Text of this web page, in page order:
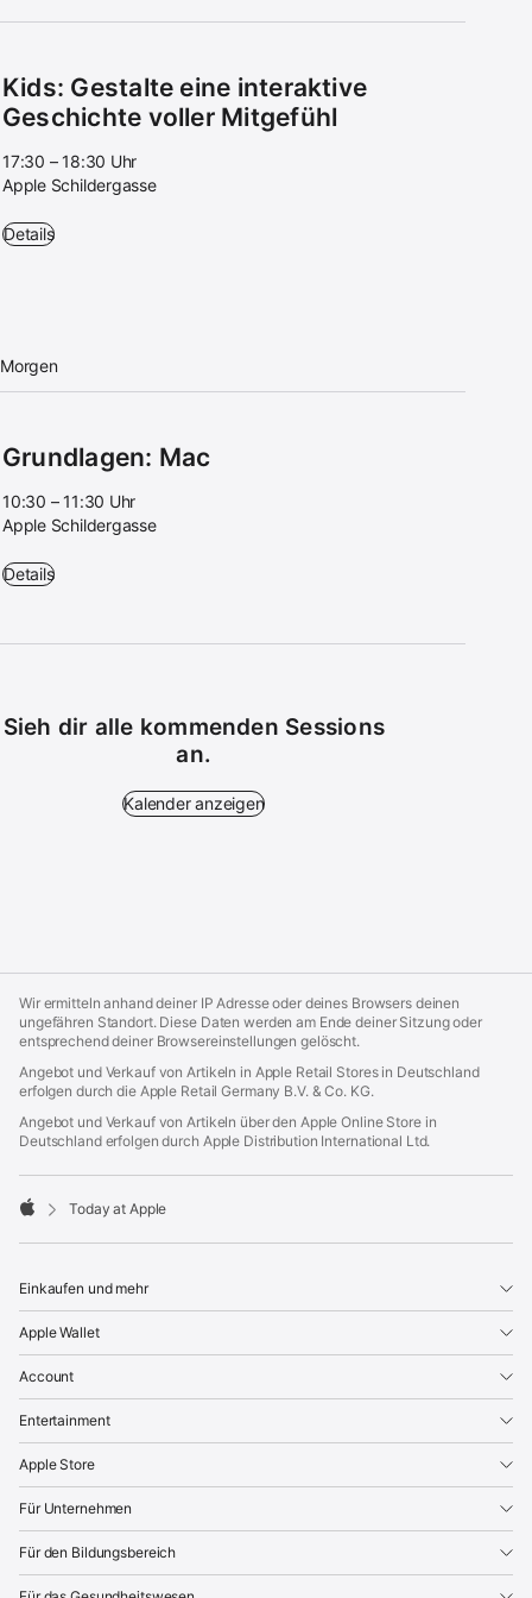
Kids: Gestalte eine interaktive
Geschichte voller Mitgefühl
17:30 – 18:30 Uhr
Apple Schildergasse
Kids: Gestalte eine interaktive Geschichte voller Mitgefühl - 17:30 –
Details
Morgen
Grundlagen: Mac
10:30 – 11:30 Uhr
Apple Schildergasse
Grundlagen: Mac - 10:30 – 11:30 Uhr - Apple Schildergasse
Details
Sieh dir alle kommenden Sessions
an.
Kalender anzeigen - Sieh dir alle kommenden
Kalender anzeigen
Footer
Wir ermitteln anhand deiner IP Adresse oder deines Browsers deinen
ungefähren Standort. Diese Daten werden am Ende deiner Sitzung oder
entsprechend deiner Browsereinstellungen gelöscht.
Angebot und Verkauf von Artikeln in Apple Retail Stores in Deutschland
erfolgen durch die Apple Retail Germany B.V. & Co. KG.
Angebot und Verkauf von Artikeln über den Apple Online Store in
Deutschland erfolgen durch Apple Distribution International Ltd.
Today at Apple
Einkaufen und mehr
Apple Wallet
Account
Entertainment
Apple Store
Für Unternehmen
Für den Bildungsbereich